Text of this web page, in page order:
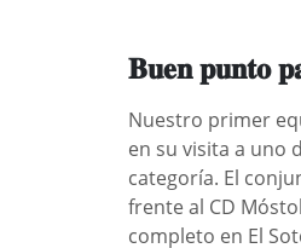
𝐁𝐮𝐞𝐧 𝐩𝐮𝐧𝐭𝐨
Nuestro primer
en su visita a uno
categoría. El
frente al CD
completo en El